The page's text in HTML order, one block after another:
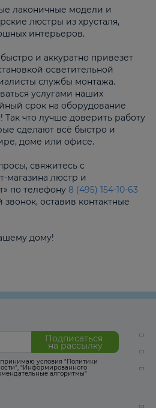
лаконичные модели и
люстры из хрусталя,
интерьеров.
и аккуратно привезет
осветительной
службы монтажа.
услугами наших
срок на оборудование
Так что лучше доверить работу
сделают всё быстро и
доме или офисе.
свяжитесь с
магазина люстр и
по телефону 8 (495) 154-10-63
оставив контактные
дому!
Подписаться
на рассылку
условия “Политики
, “Информированного
алгоритмы“